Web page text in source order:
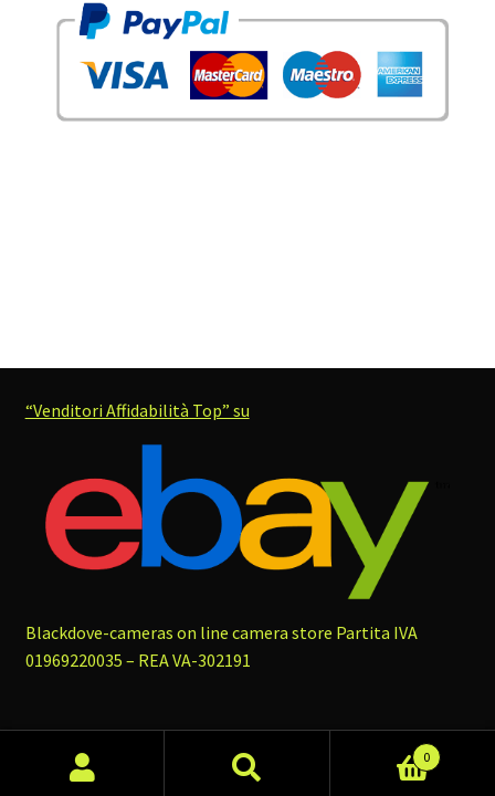
“Venditori Affidabilità Top” su
Blackdove-cameras on line camera store Partita IVA
01969220035 – REA VA-302191
Cerca
0